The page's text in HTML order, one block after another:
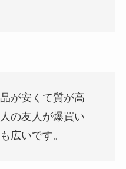
が安くて質が高
の友人が爆買い
広いです。